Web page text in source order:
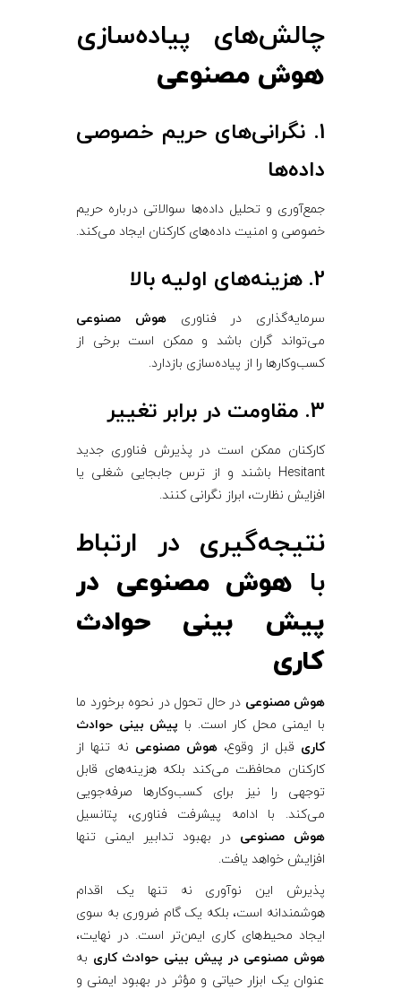
چالش‌های پیاده‌سازی
هوش مصنوعی
1. نگرانی‌های حریم خصوصی
داده‌ها
جمع‌آوری و تحلیل داده‌ها سوالاتی درباره حریم
خصوصی و امنیت داده‌های کارکنان ایجاد می‌کند.
2. هزینه‌های اولیه بالا
سرمایه‌گذاری در فناوریهوش مصنوعی
می‌تواند گران باشد و ممکن است برخی از
کسب‌وکارها را از پیاده‌سازی بازدارد.
3. مقاومت در برابر تغییر
کارکنان ممکن است در پذیرش فناوری جدید
Hesitant باشند و از ترس جابجایی شغلی یا
افزایش نظارت، ابراز نگرانی کنند.
نتیجه‌گیری در ارتباط
با هوش مصنوعی در
پیش بینی حوادث
کاری
هوش مصنوعی در حال تحول در نحوه برخورد ما
با ایمنی محل کار است. با پیش بینی حوادث
کاری قبل از وقوع، هوش مصنوعی نه تنها از
کارکنان محافظت می‌کند بلکه هزینه‌های قابل
توجهی را نیز برای کسب‌وکارها صرفه‌جویی
می‌کند. با ادامه پیشرفت فناوری، پتانسیل
هوش مصنوعی در بهبود تدابیر ایمنی تنها
افزایش خواهد یافت.
پذیرش این نوآوری نه تنها یک اقدام
هوشمندانه است، بلکه یک گام ضروری به سوی
ایجاد محیط‌های کاری ایمن‌تر است. در نهایت،
هوش مصنوعی در پیش بینی حوادث کاری به
عنوان یک ابزار حیاتی و مؤثر در بهبود ایمنی و